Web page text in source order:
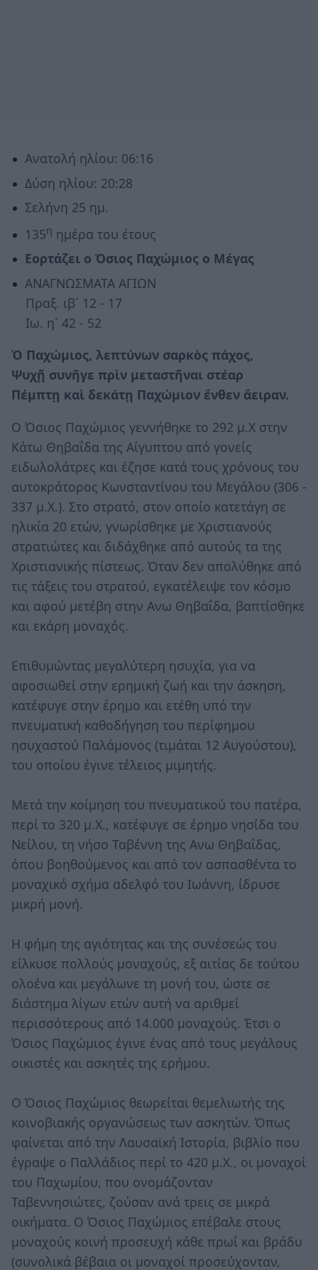
Ανατολή ηλίου: 06:16
Δύση ηλίου: 20:28
Σελήνη 25 ημ.
135η ημέρα του έτους
Εορτάζει ο Όσιος Παχώμιος ο Μέγας
ΑΝΑΓΝΩΣΜΑΤΑ ΑΓΙΩΝ
Πραξ. ιβ´ 12 - 17
Ιω. η´ 42 - 52
Ὁ Παχώμιος, λεπτύνων σαρκὸς πάχος,
Ψυχῇ συνῆγε πρὶν μεταστῆναι στέαρ
Πέμπτῃ καὶ δεκάτῃ Παχώμιον ἔνθεν ἄειραν.
Ο Όσιος Παχώμιος γεννήθηκε το 292 μ.Χ στην
Κάτω Θηβαΐδα της Αίγυπτου από γονείς
ειδωλολάτρες και έζησε κατά τους χρόνους του
αυτοκράτορος Κωνσταντίνου του Μεγάλου (306 -
337 μ.Χ.). Στο στρατό, στον οποίο κατετάγη σε
ηλικία 20 ετών, γνωρίσθηκε με Χριστιανούς
στρατιώτες και διδάχθηκε από αυτούς τα της
Χριστιανικής πίστεως. Όταν δεν απολύθηκε από
τις τάξεις του στρατού, εγκατέλειψε τον κόσμο
και αφού μετέβη στην Ανω Θηβαΐδα, βαπτίσθηκε
και εκάρη μοναχός.
Επιθυμώντας μεγαλύτερη ησυχία, για να
αφοσιωθεί στην ερημική ζωή και την άσκηση,
κατέφυγε στην έρημο και ετέθη υπό την
πνευματική καθοδήγηση του περίφημου
ησυχαστού Παλάμονος (τιμάται 12 Αυγούστου),
του οποίου έγινε τέλειος μιμητής.
Μετά την κοίμηση του πνευματικού του πατέρα,
περί το 320 μ.Χ., κατέφυγε σε έρημο νησίδα του
Νείλου, τη νήσο Ταβέννη της Ανω Θηβαΐδας,
όπου βοηθούμενος και από τον ασπασθέντα το
μοναχικό σχήμα αδελφό του Ιωάννη, ίδρυσε
μικρή μονή.
Η φήμη της αγιότητας και της συνέσεώς του
είλκυσε πολλούς μοναχούς, εξ αιτίας δε τούτου
ολοένα και μεγάλωνε τη μονή του, ώστε σε
διάστημα λίγων ετών αυτή να αριθμεί
περισσότερους από 14.000 μοναχούς. Έτσι ο
Όσιος Παχώμιος έγινε ένας από τους μεγάλους
οικιστές και ασκητές της ερήμου.
Ο Όσιος Παχώμιος θεωρείται θεμελιωτής της
κοινοβιακής οργανώσεως των ασκητών. Όπως
φαίνεται από την Λαυσαϊκή Ιστορία, βιβλίο που
έγραψε ο Παλλάδιος περί το 420 μ.Χ., οι μοναχοί
του Παχωμίου, που ονομάζονταν
Ταβεννησιώτες, ζούσαν ανά τρεις σε μικρά
οικήματα. Ο Όσιος Παχώμιος επέβαλε στους
μοναχούς κοινή προσευχή κάθε πρωί και βράδυ
(συνολικά βέβαια οι μοναχοί προσεύχονταν,